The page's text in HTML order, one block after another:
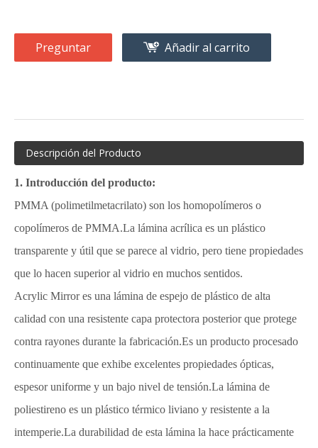
Preguntar Añadir al carrito
Descripción del Producto
1. Introducción del producto:
PMMA (polimetilmetacrilato) son los homopolímeros o
copolímeros de PMMA.La lámina acrílica es un plástico
transparente y útil que se parece al vidrio, pero tiene propiedades
que lo hacen superior al vidrio en muchos sentidos.
Acrylic Mirror es una lámina de espejo de plástico de alta
calidad con una resistente capa protectora posterior que protege
contra rayones durante la fabricación.Es un producto procesado
continuamente que exhibe excelentes propiedades ópticas,
espesor uniforme y un bajo nivel de tensión.La lámina de
poliestireno es un plástico térmico liviano y resistente a la
intemperie.La durabilidad de esta lámina la hace prácticamente